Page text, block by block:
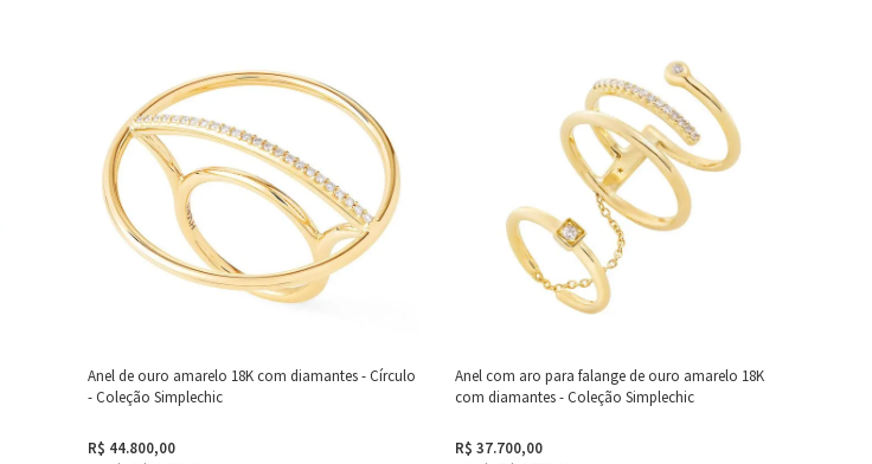
Anel de ouro amarelo 18K com diamantes - Círculo
- Coleção Simplechic
R$ 44.800,00
Anel com aro para falange de ouro amarelo 18K
com diamantes - Coleção Simplechic
R$ 37.700,00